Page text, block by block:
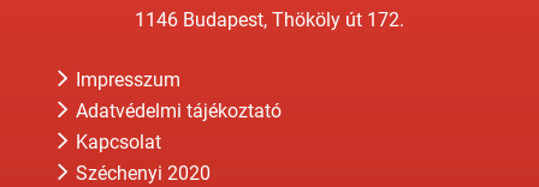
1146 Budapest, Thököly út 172.
Impresszum
Adatvédelmi tájékoztató
Kapcsolat
Széchenyi 2020